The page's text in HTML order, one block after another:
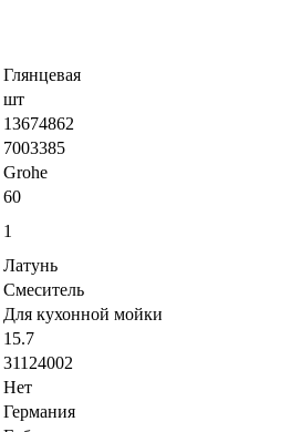
Глянцевая
шт
13674862
7003385
Grohe
60
1
Латунь
Смеситель
Для кухонной мойки
15.7
31124002
Нет
Германия